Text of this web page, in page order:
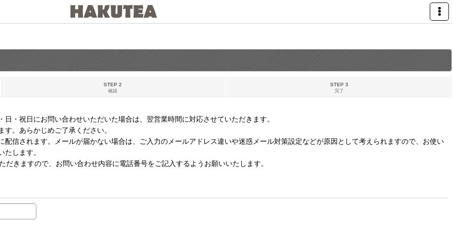
STEP 2
確認
STEP 3
完了
・祝日にお問い合わせいただいた場合は、翌営業時間に対応させていただきます。
。あらかじめご了承ください。
信されます。メールが届かない場合は、ご入力のメールアドレス違いや迷惑メール対策設定などが原因として考えられますので、お使い
します。
きますので、お問い合わせ内容に電話番号をご記入するようお願いいたします。